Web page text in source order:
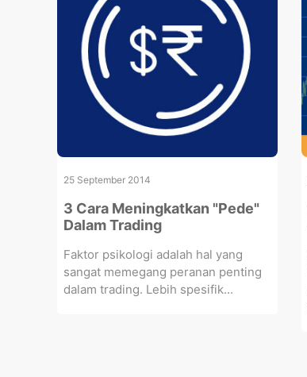
25 September 2014
3 Cara Meningkatkan "Pede"
Dalam Trading
Faktor psikologi adalah hal yang
sangat memegang peranan penting
dalam trading. Lebih spesifik...